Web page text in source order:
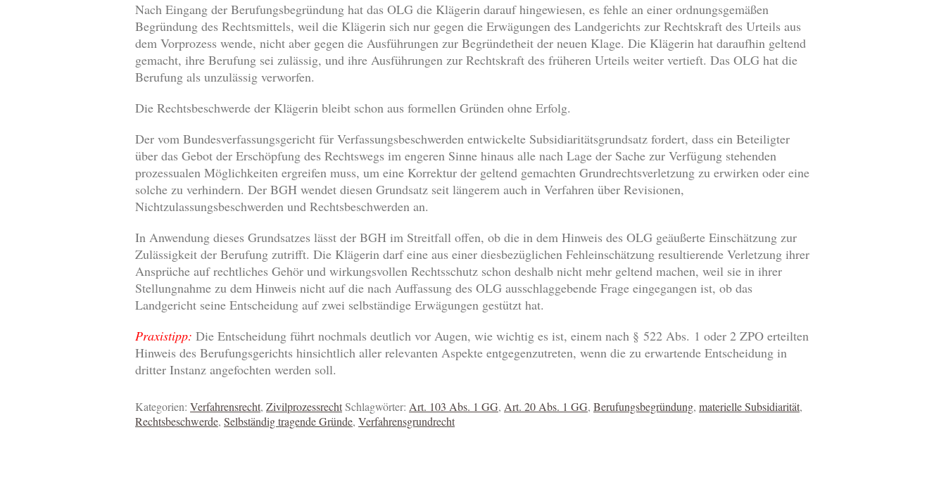
Nach Eingang der Berufungsbegründung hat das OLG die Klägerin darauf hingewiesen, es fehle an einer ordnungsgemäßen
Begründung des Rechtsmittels, weil die Klägerin sich nur gegen die Erwägungen des Landgerichts zur Rechtskraft des Urteils aus
dem Vorprozess wende, nicht aber gegen die Ausführungen zur Begründetheit der neuen Klage. Die Klägerin hat daraufhin geltend
gemacht, ihre Berufung sei zulässig, und ihre Ausführungen zur Rechtskraft des früheren Urteils weiter vertieft. Das OLG hat die
Berufung als unzulässig verworfen.
Die Rechtsbeschwerde der Klägerin bleibt schon aus formellen Gründen ohne Erfolg.
Der vom Bundesverfassungsgericht für Verfassungsbeschwerden entwickelte Subsidiaritätsgrundsatz fordert, dass ein Beteiligter
über das Gebot der Erschöpfung des Rechtswegs im engeren Sinne hinaus alle nach Lage der Sache zur Verfügung stehenden
prozessualen Möglichkeiten ergreifen muss, um eine Korrektur der geltend gemachten Grundrechtsverletzung zu erwirken oder eine
solche zu verhindern. Der BGH wendet diesen Grundsatz seit längerem auch in Verfahren über Revisionen,
Nichtzulassungsbeschwerden und Rechtsbeschwerden an.
In Anwendung dieses Grundsatzes lässt der BGH im Streitfall offen, ob die in dem Hinweis des OLG geäußerte Einschätzung zur
Zulässigkeit der Berufung zutrifft. Die Klägerin darf eine aus einer diesbezüglichen Fehleinschätzung resultierende Verletzung ihrer
Ansprüche auf rechtliches Gehör und wirkungsvollen Rechtsschutz schon deshalb nicht mehr geltend machen, weil sie in ihrer
Stellungnahme zu dem Hinweis nicht auf die nach Auffassung des OLG ausschlaggebende Frage eingegangen ist, ob das
Landgericht seine Entscheidung auf zwei selbständige Erwägungen gestützt hat.
Praxistipp: Die Entscheidung führt nochmals deutlich vor Augen, wie wichtig es ist, einem nach § 522 Abs. 1 oder 2 ZPO erteilten
Hinweis des Berufungsgerichts hinsichtlich aller relevanten Aspekte entgegenzutreten, wenn die zu erwartende Entscheidung in
dritter Instanz angefochten werden soll.
Kategorien: Verfahrensrecht, ZivilprozessrechtSchlagwörter: Art. 103 Abs. 1 GG, Art. 20 Abs. 1 GG, Berufungsbegründung, materielle Subsidiarität,
Rechtsbeschwerde, Selbständig tragende Gründe, Verfahrensgrundrecht